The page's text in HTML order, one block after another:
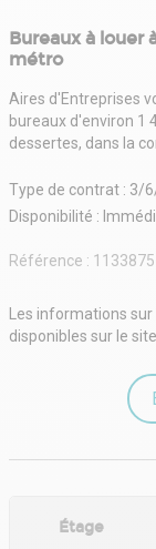
Bureaux à louer
métro
Aires d'Entreprises
bureaux d'environ 1
dessertes, dans la
Type de contrat : 3/
Disponibilité :
Référence : 1133875-
Les informations
disponibles sur le site
Étage